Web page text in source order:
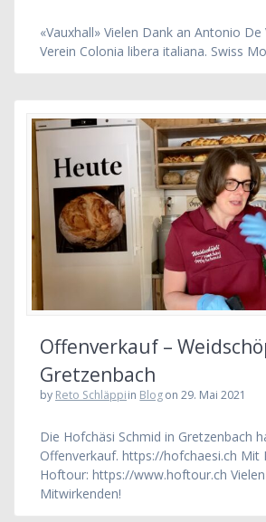
«Vauxhall» Vielen Dank an Antonio De
Verein Colonia libera italiana. Swiss
Offenverkauf –
Gretzenbach
by Reto Schläppiin Blogon 29. Mai 2021
Die Hofchäsi Schmid in Gretzenbach
Offenverkauf. https://hofchaesi.ch Mit
Hoftour: https://www.hoftour.ch
Mitwirkenden!